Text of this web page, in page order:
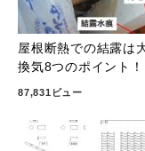
屋根断熱での結露は
換気8つのポイント！
87,831ビュー